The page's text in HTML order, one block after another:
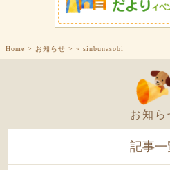
Home > お知らせ > » sinbunasobi
お知ら
記事一